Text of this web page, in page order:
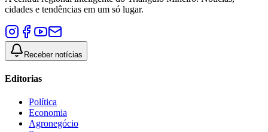
cidades e tendências em um só lugar.
Receber notícias
Editorias
Política
Economia
Agronegócio